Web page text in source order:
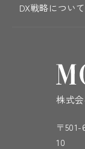
DX戦略について
株式
〒
10